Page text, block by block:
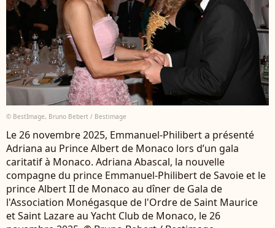
© BestImage, Bruno Bebert / Bestimage
Le 26 novembre 2025, Emmanuel-Philibert a présenté
Adriana au Prince Albert de Monaco lors d’un gala
caritatif à Monaco. Adriana Abascal, la nouvelle
compagne du prince Emmanuel-Philibert de Savoie et le
prince Albert II de Monaco au dîner de Gala de
l'Association Monégasque de l'Ordre de Saint Maurice
et Saint Lazare au Yacht Club de Monaco, le 26